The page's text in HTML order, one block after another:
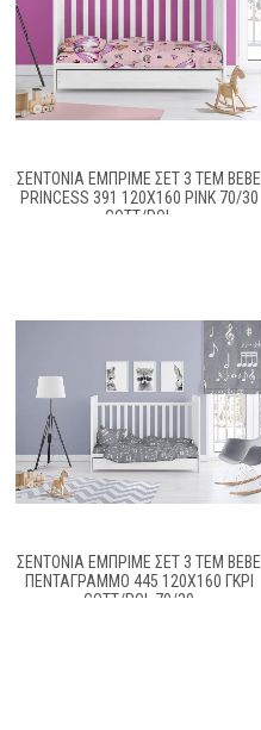
ΣΕΝΤΟΝΙΑ ΕΜΠΡΙΜΕ ΣΕΤ 3 ΤΕΜ BEBE
PRINCESS 391 120X160 PINK 70/30
COTT/POL
ΣΕΝΤΟΝΙΑ ΕΜΠΡΙΜΕ ΣΕΤ 3 ΤΕΜ BEBE
ΠΕΝΤΆΓΡΑΜΜΟ 445 120X160 ΓΚΡΙ
COTT/POL 70/30